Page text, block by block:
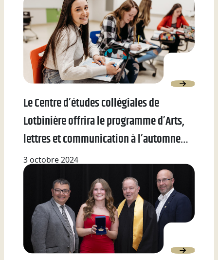
Le Centre d’études collégiales de
Lotbinière offrira le programme d’Arts,
lettres et communication à l’automne
2025
3 octobre 2024